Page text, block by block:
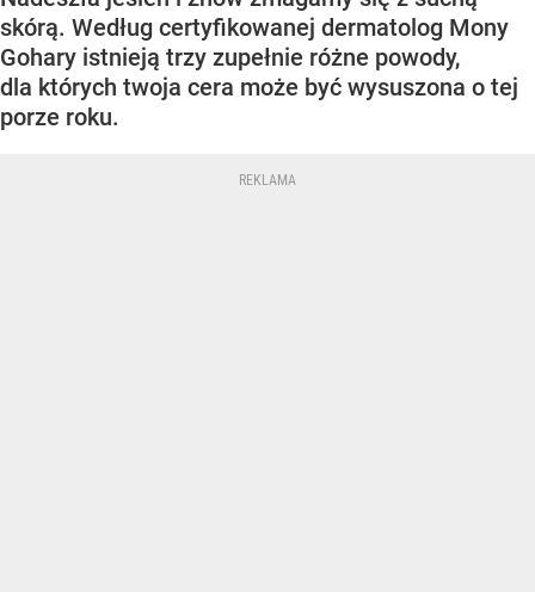
skórą. Według certyfikowanej dermatolog Mony
Gohary istnieją trzy zupełnie różne powody,
dla których twoja cera może być wysuszona o tej
porze roku.